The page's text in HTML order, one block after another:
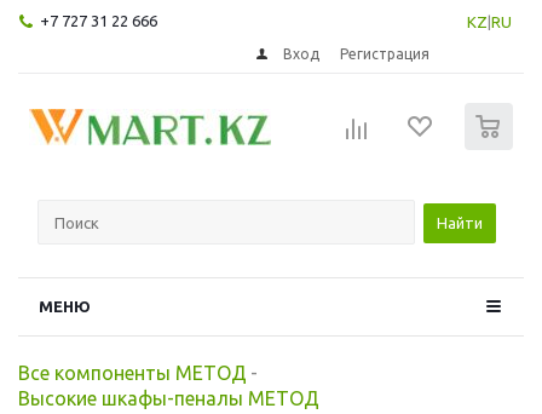
+7 727 31 22 666 KZ RU
Вход Регистрация
Найти
МЕНЮ
Все компоненты МЕТОД -
Высокие шкафы-пеналы МЕТОД